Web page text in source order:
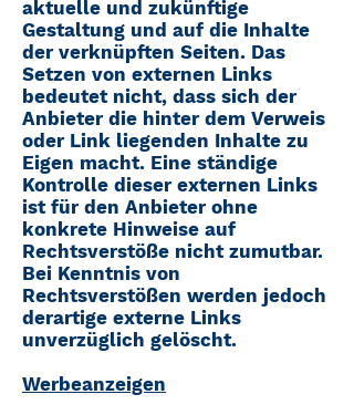
aktuelle und zukünftige
Gestaltung und auf die Inhalte
der verknüpften Seiten. Das
Setzen von externen Links
bedeutet nicht, dass sich der
Anbieter die hinter dem Verweis
oder Link liegenden Inhalte zu
Eigen macht. Eine ständige
Kontrolle dieser externen Links
ist für den Anbieter ohne
konkrete Hinweise auf
Rechtsverstöße nicht zumutbar.
Bei Kenntnis von
Rechtsverstößen werden jedoch
derartige externe Links
unverzüglich gelöscht.
Werbeanzeigen